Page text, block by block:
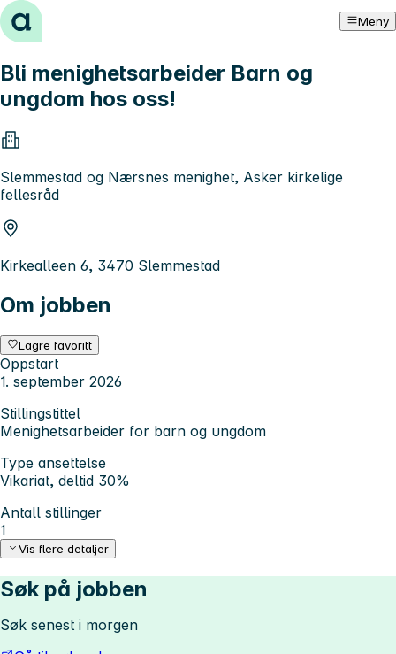
Hopp til innhold Meny
Bli menighetsarbeider Barn og
ungdom hos oss!
Slemmestad og Nærsnes menighet, Asker kirkelige
fellesråd
Kirkealleen 6, 3470 Slemmestad
Om jobben
Lagre favoritt
Oppstart
1. september 2026
Stillingstittel
Menighetsarbeider for barn og ungdom
Type ansettelse
Vikariat, deltid 30%
Antall stillinger
1
Vis flere detaljer
Søk på jobben
Søk senest i morgen